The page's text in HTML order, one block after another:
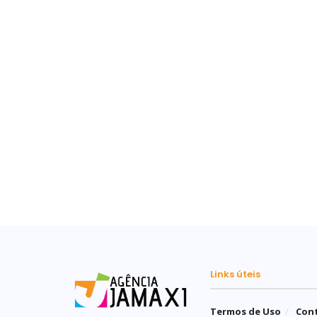
Links úteis
Termos de Uso